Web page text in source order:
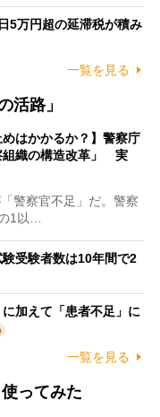
5万円超の延滞税が積み
一覧を見る
活路」
めはかかるか？】警察庁
組織の構造改革」 実
警察官不足」だ。警察
1以…
験受験者数は10年間で2
加えて「患者不足」に
一覧を見る
ってみた